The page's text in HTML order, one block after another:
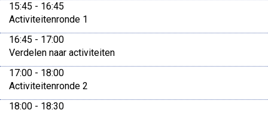
15:45 - 16:45
Activiteitenronde 1
16:45 - 17:00
Verdelen naar activiteiten
17:00 - 18:00
Activiteitenronde 2
18:00 - 18:30